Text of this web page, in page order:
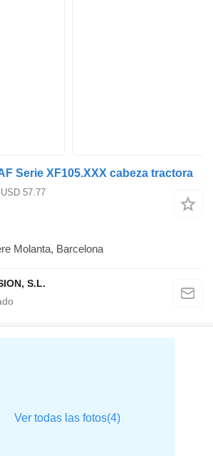
Serie XF105.XXX cabeza tractora
57.77
Molanta, Barcelona
S.L.